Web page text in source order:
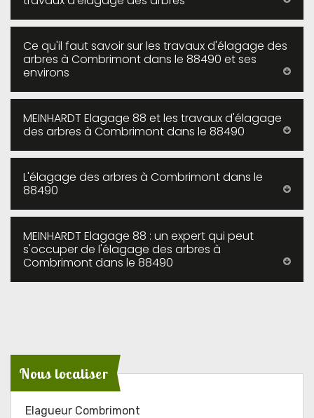
Ce qu'il faut savoir sur les travaux d'élagage des
arbres à Combrimont dans le 88490 et ses
environs
MEINHARDT Elagage 88 et les travaux d'élagage
des arbres à Combrimont dans le 88490
L'élagage des arbres à Combrimont dans le
88490
MEINHARDT Elagage 88 : un expert qui peut
s'occuper de l'élagage des arbres à
Combrimont dans le 88490
Nous localiser
Elagueur Combrimont